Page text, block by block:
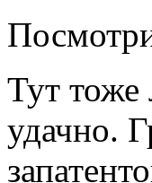
Тут тоже
удачно.